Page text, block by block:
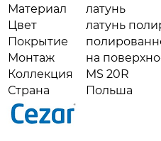
Материал
латунь
Цвет
латунь
Покрытие
Монтаж
на
Коллекция
MS 20R
Страна
Польша